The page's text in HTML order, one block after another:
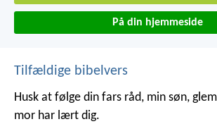
På din hjemmeside
Tilfældige bibelvers
Husk at følge din fars råd, min søn,
mor har lært dig.